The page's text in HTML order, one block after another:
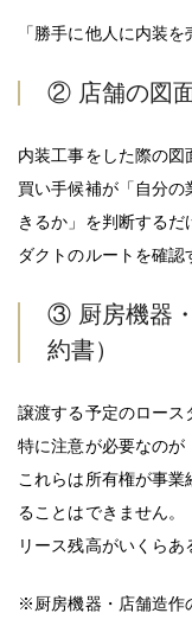
「勝手に他人に内装
② 店舗の図
内装工事をした際の図
買い手候補が「自分
きるか」を判断する
ダクトのルートを確認
③ 厨房機器
約書）
譲渡する予定のロース
特に注意が必要なのが
これらは所有権が事
ることはできません。
リース残高がいくらあ
※厨房機器・店舗造作